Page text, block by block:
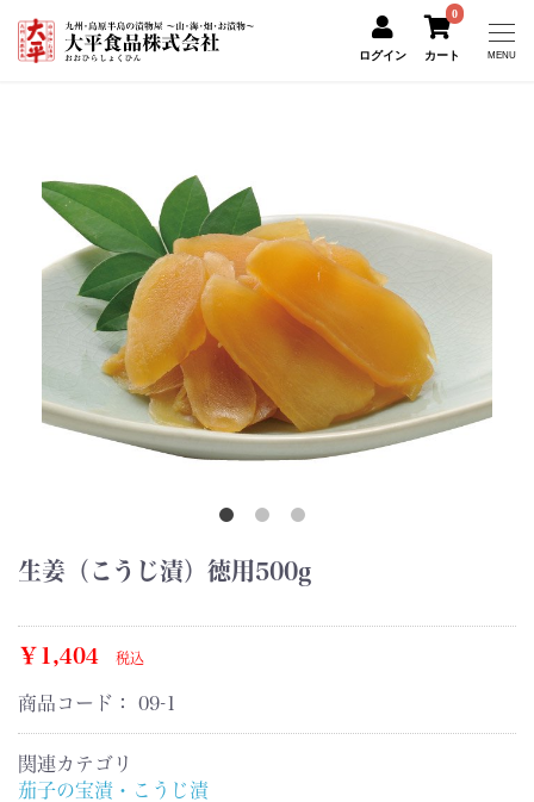
ログイン
0
カート MENU
生姜（こうじ漬）徳用500g
￥1,404 税込
商品コード： 09-1
関連カテゴリ
茄子の宝漬・こうじ漬